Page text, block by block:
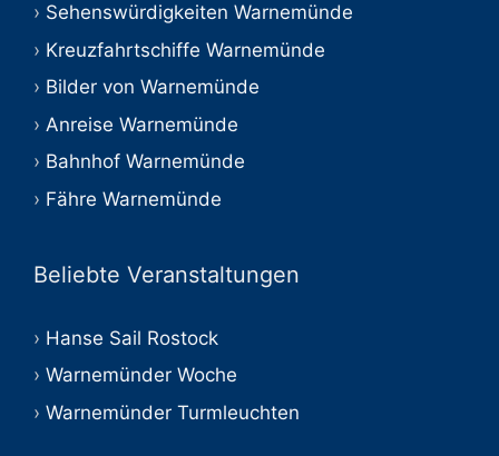
Sehenswürdigkeiten Warnemünde
Kreuzfahrtschiffe Warnemünde
Bilder von Warnemünde
Anreise Warnemünde
Bahnhof Warnemünde
Fähre Warnemünde
Beliebte Veranstaltungen
Hanse Sail Rostock
Warnemünder Woche
Warnemünder Turmleuchten